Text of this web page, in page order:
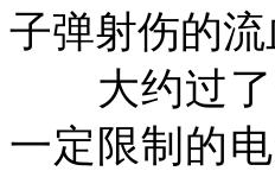
子弹射伤的
大约过了
一定限制的